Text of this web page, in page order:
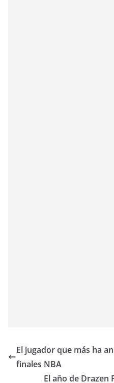
El jugador que más ha
finales NBA
El año de Drazen